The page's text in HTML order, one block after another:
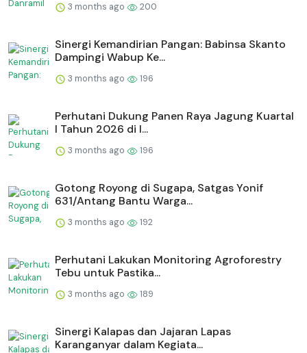
3 months ago 200
Sinergi Kemandirian Pangan: Babinsa Skanto
Dampingi Wabup Ke...
3 months ago 196
Perhutani Dukung Panen Raya Jagung Kuartal
I Tahun 2026 di I...
3 months ago 196
Gotong Royong di Sugapa, Satgas Yonif
631/Antang Bantu Warga...
3 months ago 192
Perhutani Lakukan Monitoring Agroforestry
Tebu untuk Pastika...
3 months ago 189
⁠Sinergi Kalapas dan Jajaran Lapas
Karanganyar dalam Kegiata...